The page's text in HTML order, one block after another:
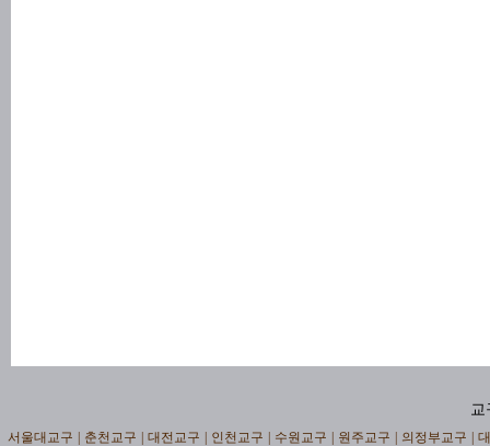
교
서울대교구 춘천교구 대전교구 인천교구 수원교구 원주교구 의정부교구